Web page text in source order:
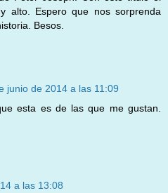
alto. Espero que nos sorprenda
Besos.
junio de 2014 a las 11:09
esta es de las que me gustan.
a las 13:08